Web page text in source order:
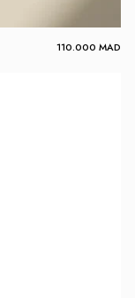
110.000 MAD